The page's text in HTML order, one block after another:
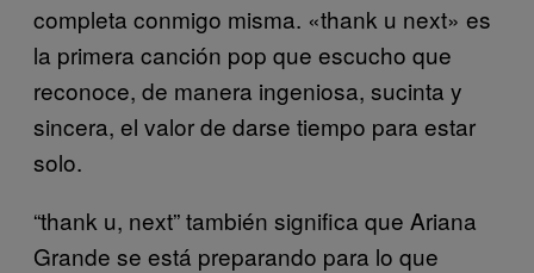
completa conmigo misma. «thank u next» es
la primera canción pop que escucho que
reconoce, de manera ingeniosa, sucinta y
sincera, el valor de darse tiempo para estar
solo.
“thank u, next” también significa que Ariana
Grande se está preparando para lo que